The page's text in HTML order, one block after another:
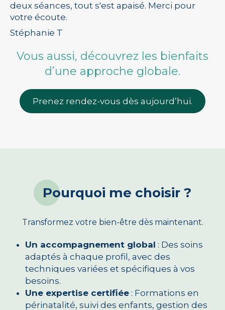
deux séances, tout s'est apaisé. Merci pour
votre écoute.
Stéphanie T
Vous aussi, découvrez les bienfaits
d’une approche globale.
Prenez rendez-vous dès aujourd’hui.
Pourquoi me choisir ?
Transformez votre bien-être dès maintenant.
Un accompagnement global : Des soins
adaptés à chaque profil, avec des
techniques variées et spécifiques à vos
besoins.
Une expertise certifiée : Formations en
périnatalité, suivi des enfants, gestion des